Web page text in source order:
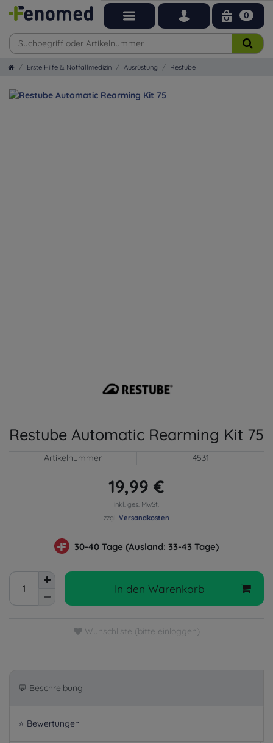
0
Erste Hilfe & Notfallmedizin Ausrüstung Restube
Restube Automatic Rearming Kit 75
Artikelnummer 4531
19,99 €
inkl. ges. MwSt.
zzgl. Versandkosten
30-40 Tage (Ausland: 33-43 Tage)
In den Warenkorb
Wunschliste (bitte einloggen)
💬 Beschreibung
⭐ Bewertungen